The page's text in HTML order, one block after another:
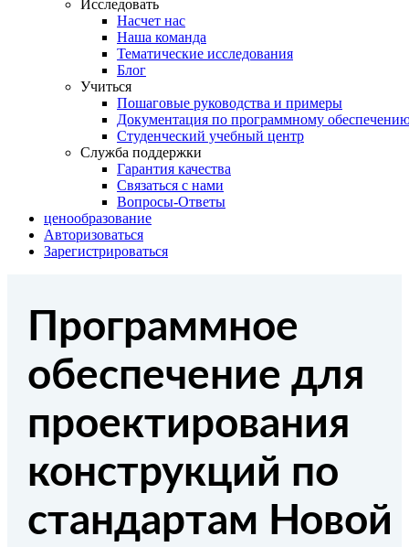
Исследовать
Насчет нас
Наша команда
Тематические исследования
Блог
Учиться
Пошаговые руководства и примеры
Документация по программному
Студенческий учебный центр
Служба поддержки
Гарантия качества
Связаться с нами
Вопросы-Ответы
ценообразование
Авторизоваться
Зарегистрироваться
Программное
обеспечение для
проектирования
конструкций по
стандартам Новой